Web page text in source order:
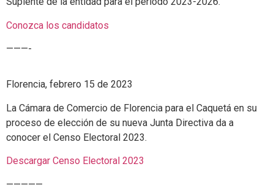
Conozca los candidatos
———-
Florencia, febrero 15 de 2023
La Cámara de Comercio de Florencia para el Caquetá en su
proceso de elección de su nueva Junta Directiva da a
conocer el Censo Electoral 2023.
Descargar Censo Electoral 2023
—————